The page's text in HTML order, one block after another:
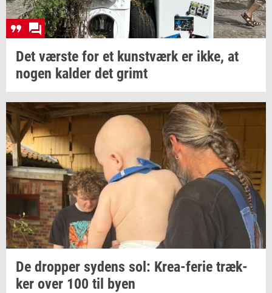
Det vær­ste for et kunst­værk er ikke, at
nogen kal­der det grimt
De drop­per sy­dens sol: Krea-​ferie træk­
ker over 100 til byen